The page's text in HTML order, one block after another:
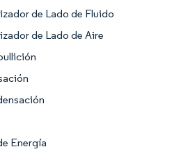
de Lado de Fluido
de Lado de Aire
Energía